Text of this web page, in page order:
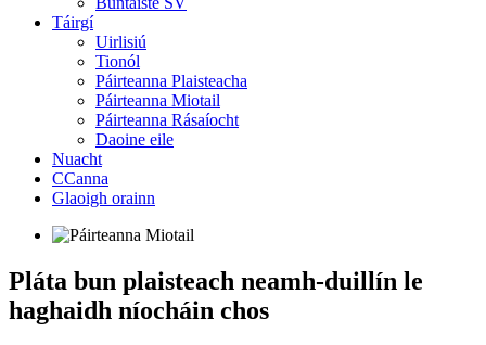
Táirgí
Uirlisiú
Tionól
Páirteanna Plaisteacha
Páirteanna Miotail
Páirteanna Rásaíocht
Daoine eile
Nuacht
CCanna
Glaoigh orainn
Pláta bun plaisteach neamh-duillín le
haghaidh níocháin chos